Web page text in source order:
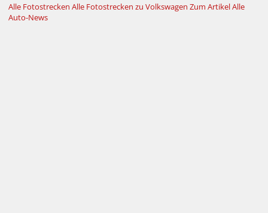
Alle Fotostrecken Alle Fotostrecken zu Volkswagen Zum ArtikelAlle
Auto-News